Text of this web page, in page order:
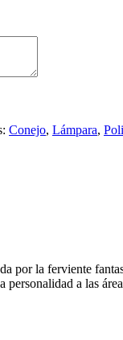
Conejo, Lámpara,
por la ferviente
a las